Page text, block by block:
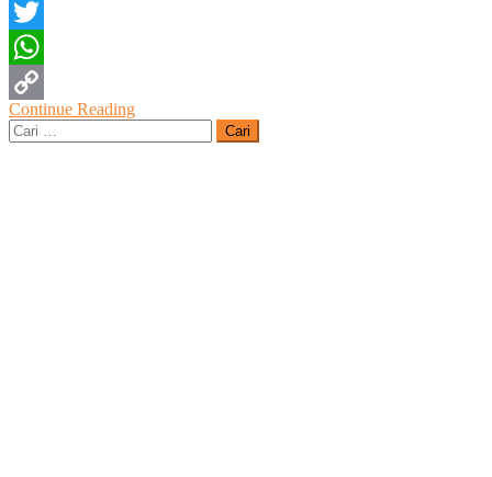
Facebook
Twitter
WhatsApp
Copy
Continue Reading
Cari
untuk: